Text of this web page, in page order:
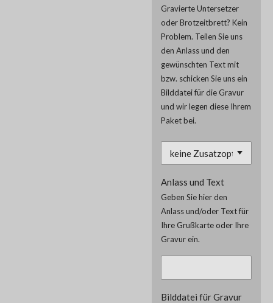
Gravierte Untersetzer
oder Brotzeitbrett? Kein
Problem. Teilen Sie uns
den Anlass und den
gewünschten Text mit
bzw. schicken Sie uns ein
Bilddatei für die Gravur
und wir legen diese Ihrem
Paket bei.
Anlass und Text
Geben Sie hier den
Anlass und/oder Text für
Ihre Grußkarte oder Ihre
Gravur ein.
Bilddatei für Gravur